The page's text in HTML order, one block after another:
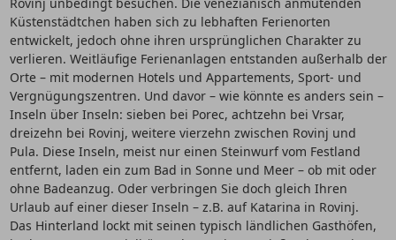
Küstenstädtchen haben sich zu lebhaften Ferienorten
entwickelt, jedoch ohne ihren ursprünglichen Charakter zu
verlieren. Weitläufige Ferienanlagen entstanden außerhalb der
Orte – mit modernen Hotels und Appartements, Sport- und
Vergnügungszentren. Und davor – wie könnte es anders sein –
Inseln über Inseln: sieben bei Porec, achtzehn bei Vrsar,
dreizehn bei Rovinj, weitere vierzehn zwischen Rovinj und
Pula. Diese Inseln, meist nur einen Steinwurf vom Festland
entfernt, laden ein zum Bad in Sonne und Meer – ob mit oder
ohne Badeanzug. Oder verbringen Sie doch gleich Ihren
Urlaub auf einer dieser Inseln – z.B. auf Katarina in Rovinj.
Das Hinterland lockt mit seinen typisch ländlichen Gasthöfen,